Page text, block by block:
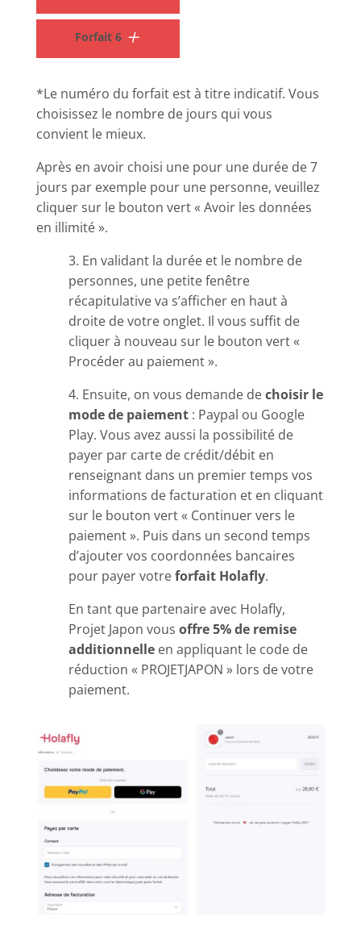
Forfait 6
*Le numéro du forfait est à titre indicatif. Vous
choisissez le nombre de jours qui vous
convient le mieux.
Après en avoir choisi une pour une durée de 7
jours par exemple pour une personne, veuillez
cliquer sur le bouton vert « Avoir les données
en illimité ».
3. En validant la durée et le nombre de
personnes, une petite fenêtre
récapitulative va s’afficher en haut à
droite de votre onglet. Il vous suffit de
cliquer à nouveau sur le bouton vert «
Procéder au paiement ».
4. Ensuite, on vous demande dechoisir le
mode de paiement: Paypal ou Google
Play. Vous avez aussi la possibilité de
payer par carte de crédit/débit en
renseignant dans un premier temps vos
informations de facturation et en cliquant
sur le bouton vert « Continuer vers le
paiement ». Puis dans un second temps
d’ajouter vos coordonnées bancaires
pour payer votreforfait Holafly.
En tant que partenaire avec Holafly,
Projet Japon vous offre 5% de remise
additionnelleen appliquant le code de
réduction « PROJETJAPON » lors de votre
paiement.